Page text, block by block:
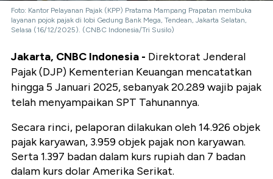
Foto: Kantor Pelayanan Pajak (KPP) Pratama Mampang Prapatan membuka
layanan pojok pajak di lobi Gedung Bank Mega, Tendean, Jakarta Selatan,
Selasa (16/12/2025). (CNBC Indonesia/Tri Susilo)
Jakarta, CNBC Indonesia - Direktorat Jenderal
Pajak (DJP) Kementerian Keuangan mencatatkan
hingga 5 Januari 2025, sebanyak 20.289 wajib pajak
telah menyampaikan SPT Tahunannya.
Secara rinci, pelaporan dilakukan oleh 14.926 objek
pajak karyawan, 3.959 objek pajak non karyawan.
Serta 1.397 badan dalam kurs rupiah dan 7 badan
dalam kurs dolar Amerika Serikat.